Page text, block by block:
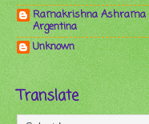
Ramakrishna Ashrama
Argentina
Unknown
Translate